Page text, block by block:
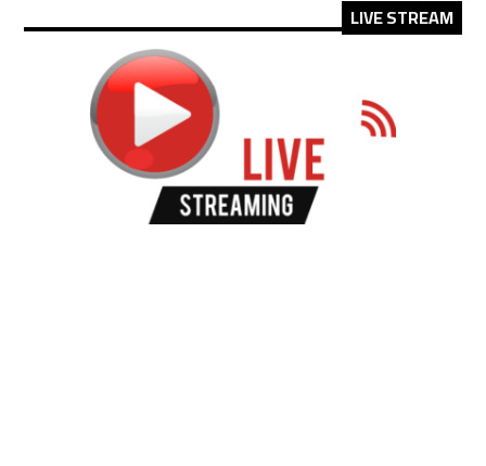
LIVE STREAM